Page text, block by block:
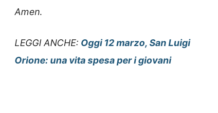
Amen.
LEGGI ANCHE: Oggi 12 marzo, San Luigi
Orione: una vita spesa per i giovani